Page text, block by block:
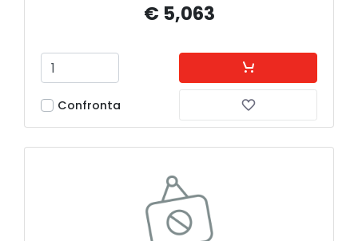
€ 5,063
Confronta